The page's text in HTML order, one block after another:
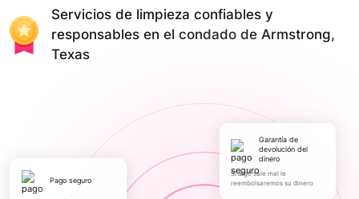
Servicios de limpieza confiables y
responsables en el condado de Armstrong,
Texas
pago seguro
Garantía de
devolución del
dinero
Si algo sale mal le
reembolsaremos su dinero